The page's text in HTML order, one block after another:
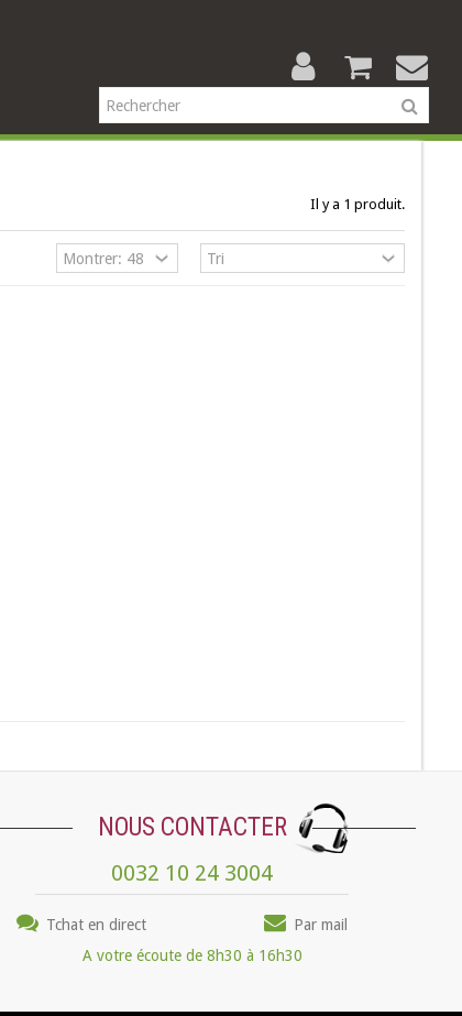
Il y a 1 produit.
NOUS CONTACTER
0032 10 24 3004
Tchat en direct
Par mail
A votre écoute de 8h30 à 16h30